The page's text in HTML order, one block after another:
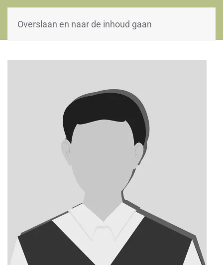
Overslaan en naar de inhoud gaan
WOII-HW